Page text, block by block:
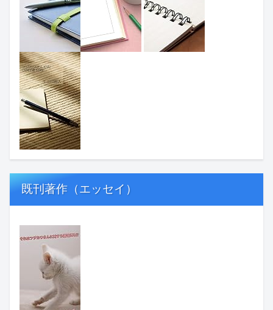
既刊著作（エッセイ）